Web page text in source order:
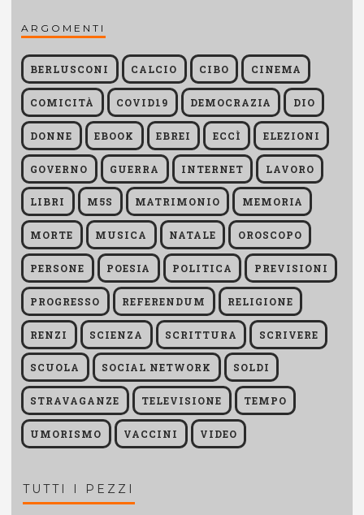
ARGOMENTI
BERLUSCONI CALCIO CIBO CINEMA
COMICITÀ COVID19 DEMOCRAZIA DIO
DONNE EBOOK EBREI ECCÌ ELEZIONI
GOVERNO GUERRA INTERNET LAVORO
LIBRI M5S MATRIMONIO MEMORIA
MORTE MUSICA NATALE OROSCOPO
PERSONE POESIA POLITICA PREVISIONI
PROGRESSO REFERENDUM RELIGIONE
RENZI SCIENZA SCRITTURA SCRIVERE
SCUOLA SOCIAL NETWORK SOLDI
STRAVAGANZE TELEVISIONE TEMPO
UMORISMO VACCINI VIDEO
TUTTI I PEZZI